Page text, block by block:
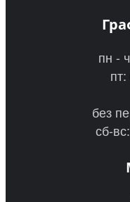
пн -
без
сб-